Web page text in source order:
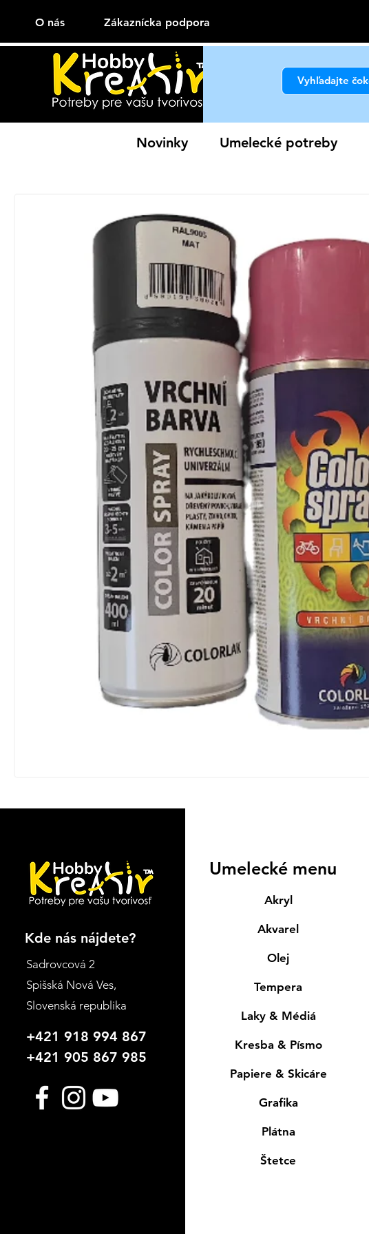
O nás Zákaznícka podpora
Novinky Umelecké potreby
Kde nás nájdete?
Sadrovcová 2
Spišská Nová Ves,
Slovenská republika
+421 918 994 867
+421 905 867 985
Umelecké menu
Akryl
Akvarel
Olej
Tempera
Laky & Médiá
Kresba & Písmo
Papiere & Skicáre
Grafika
Plátna
Štetce